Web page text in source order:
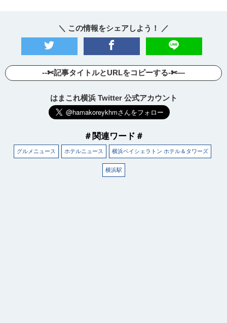
＼ この情報をシェアしよう！ ／
--✄記事タイトルとURLをコピーする-✄—
はまこれ横浜 Twitter 公式アカウント
＃関連ワード＃
グルメニュース ホテルニュース 横浜ベイシェラトン ホテル＆タワーズ
横浜駅